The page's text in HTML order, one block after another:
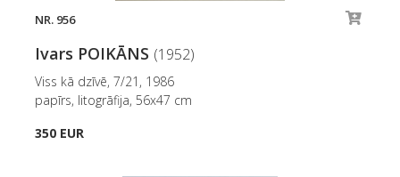
NR. 956
Ivars POIKĀNS (1952)
Viss kā dzīvē, 7/21, 1986
papīrs, litogrāfija, 56x47 cm
350 EUR